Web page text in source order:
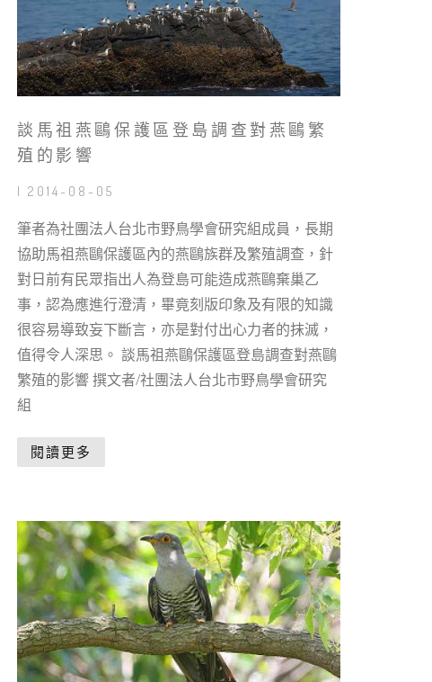
談馬祖燕鷗保護區登島調查對燕鷗繁
殖的影響
| 2014-08-05
筆者為社團法人台北市野鳥學會研究組成員，長期
協助馬祖燕鷗保護區內的燕鷗族群及繁殖調查，針
對日前有民眾指出人為登島可能造成燕鷗棄巢乙
事，認為應進行澄清，畢竟刻版印象及有限的知識
很容易導致妄下斷言，亦是對付出心力者的抹滅，
值得令人深思。 談馬祖燕鷗保護區登島調查對燕鷗
繁殖的影響 撰文者/社團法人台北市野鳥學會研究
組
閱讀更多